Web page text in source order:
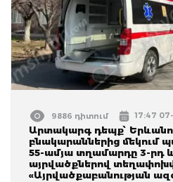
9886 դիտում 17:47
Արտակարգ դեպք՝
բնակարաններից մեկում
55-ամյա տղամարդը 3-րդ
այրվածքներով
«Այրվածքաբանության